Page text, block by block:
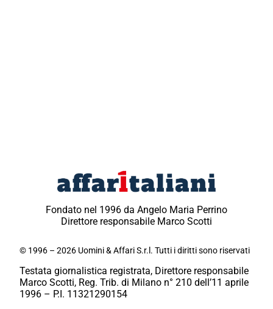
Fondato nel 1996 da Angelo Maria Perrino
Direttore responsabile Marco Scotti
© 1996 – 2026 Uomini & Affari S.r.l. Tutti i diritti sono riservati
Testata giornalistica registrata, Direttore responsabile
Marco Scotti, Reg. Trib. di Milano n° 210 dell’11 aprile
1996 – P.I. 11321290154